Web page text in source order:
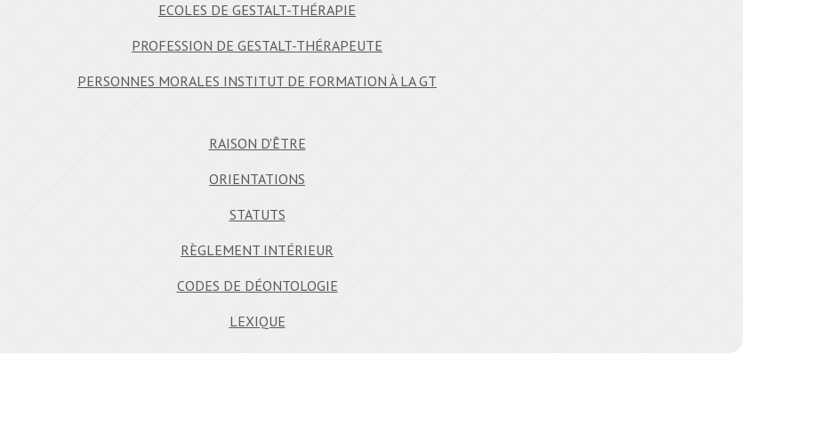
ECOLES DE GESTALT-THÉRAPIE
PROFESSION DE GESTALT-THÉRAPEUTE
PERSONNES MORALES INSTITUT DE FORMATION À LA GT
RAISON D'ÊTRE
ORIENTATIONS
STATUTS
RÈGLEMENT INTÉRIEUR
CODES DE DÉONTOLOGIE
LEXIQUE